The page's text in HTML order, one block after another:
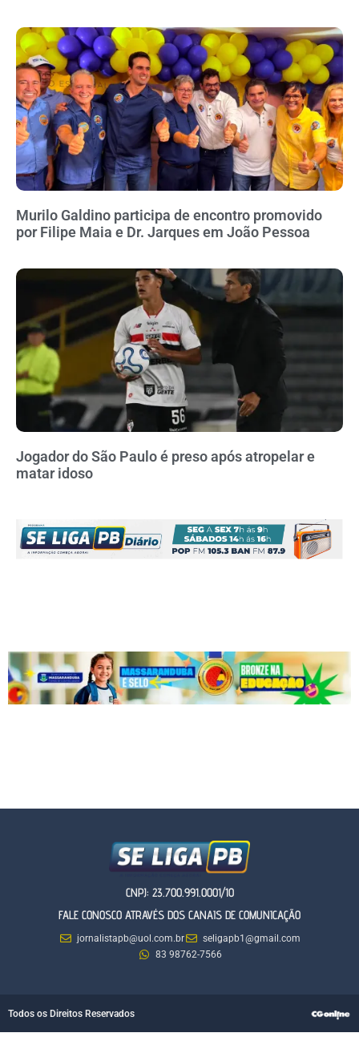
Murilo Galdino participa de encontro promovido
por Filipe Maia e Dr. Jarques em João Pessoa
Jogador do São Paulo é preso após atropelar e
matar idoso
CNPJ: 23.700.991.0001/10
FALE CONOSCO ATRAVÉS DOS CANAIS DE COMUNICAÇÃO
jornalistapb@uol.com.br
seligapb1@gmail.com
83 98762-7566
Todos os Direitos Reservados